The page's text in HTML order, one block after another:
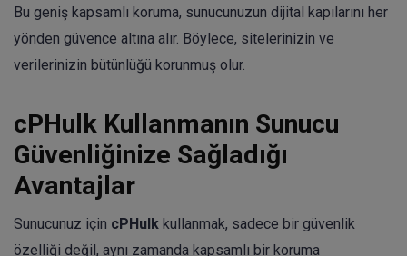
Bu geniş kapsamlı koruma, sunucunuzun dijital kapılarını her
yönden güvence altına alır. Böylece, sitelerinizin ve
verilerinizin bütünlüğü korunmuş olur.
cPHulk Kullanmanın Sunucu
Güvenliğinize Sağladığı
Avantajlar
Sunucunuz için cPHulk kullanmak, sadece bir güvenlik
özelliği değil, aynı zamanda kapsamlı bir koruma